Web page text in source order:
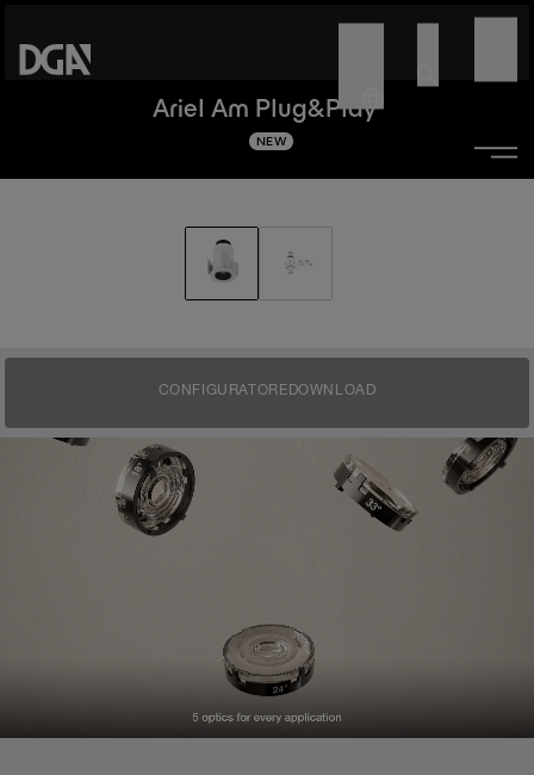
Ariel Am Plug&Play
NEW
CONFIGURATORE DOWNLOAD